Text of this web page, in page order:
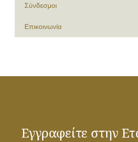
Σύνδεσμοι
Επικοινωνία
Εγγραφείτε στην